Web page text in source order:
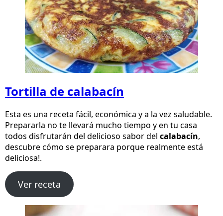
Tortilla de calabacín
Esta es una receta fácil, económica y a la vez saludable.
Prepararla no te llevará mucho tiempo y en tu casa
todos disfrutarán del delicioso sabor del calabacín,
descubre cómo se preparara porque realmente está
deliciosa!.
Ver receta